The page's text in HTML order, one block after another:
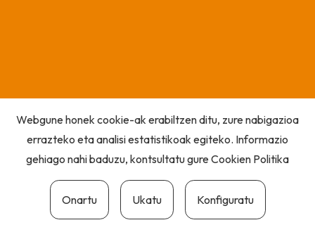
Webgune honek cookie-ak erabiltzen ditu, zure nabigazioa
errazteko eta analisi estatistikoak egiteko. Informazio
gehiago nahi baduzu, kontsultatu gureCookien Politika
Onartu Ukatu Konfiguratu